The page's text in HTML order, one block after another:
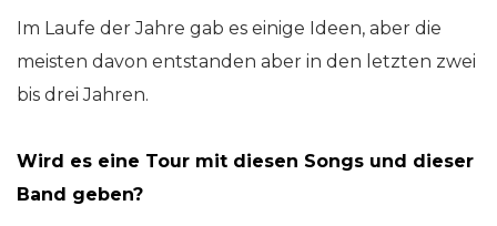
Im Laufe der Jahre gab es einige Ideen, aber die
meisten davon entstanden aber in den letzten zwei
bis drei Jahren.
Wird es eine Tour mit diesen Songs und dieser
Band geben?